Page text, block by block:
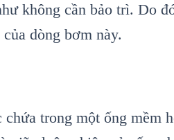
không cần bảo trì. Do
dòng bơm này.
trong một ống mềm